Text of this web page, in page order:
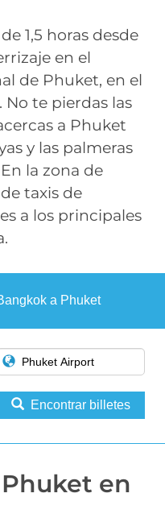
1,5 horas desde
en el
de Phuket, en el
te pierdas las
a Phuket
y las palmeras
la zona de
taxis de
a los principales
a Phuket
Encontrar billetes
en